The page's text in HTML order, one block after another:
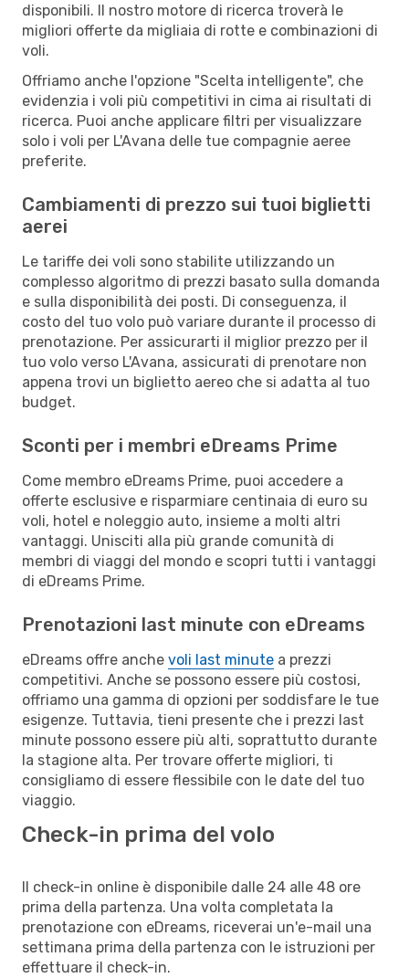
disponibili. Il nostro motore di ricerca troverà le
migliori offerte da migliaia di rotte e combinazioni di
voli.
Offriamo anche l'opzione "Scelta intelligente", che
evidenzia i voli più competitivi in cima ai risultati di
ricerca. Puoi anche applicare filtri per visualizzare
solo i voli per L'Avana delle tue compagnie aeree
preferite.
Cambiamenti di prezzo sui tuoi biglietti
aerei
Le tariffe dei voli sono stabilite utilizzando un
complesso algoritmo di prezzi basato sulla domanda
e sulla disponibilità dei posti. Di conseguenza, il
costo del tuo volo può variare durante il processo di
prenotazione. Per assicurarti il miglior prezzo per il
tuo volo verso L'Avana, assicurati di prenotare non
appena trovi un biglietto aereo che si adatta al tuo
budget.
Sconti per i membri eDreams Prime
Come membro eDreams Prime, puoi accedere a
offerte esclusive e risparmiare centinaia di euro su
voli, hotel e noleggio auto, insieme a molti altri
vantaggi. Unisciti alla più grande comunità di
membri di viaggi del mondo e scopri tutti i vantaggi
di eDreams Prime.
Prenotazioni last minute con eDreams
eDreams offre anche voli last minute a prezzi
competitivi. Anche se possono essere più costosi,
offriamo una gamma di opzioni per soddisfare le tue
esigenze. Tuttavia, tieni presente che i prezzi last
minute possono essere più alti, soprattutto durante
la stagione alta. Per trovare offerte migliori, ti
consigliamo di essere flessibile con le date del tuo
viaggio.
Check-in prima del volo
Il check-in online è disponibile dalle 24 alle 48 ore
prima della partenza. Una volta completata la
prenotazione con eDreams, riceverai un'e-mail una
settimana prima della partenza con le istruzioni per
effettuare il check-in.